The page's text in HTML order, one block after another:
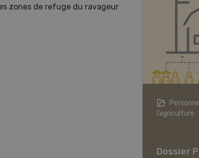
zones de refuge du ravageur
l’agriculture
Dossier